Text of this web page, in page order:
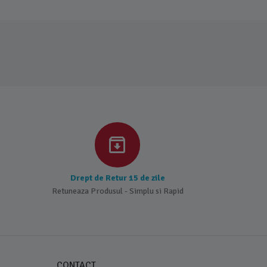
Drept de Retur 15 de zile
Retuneaza Produsul - Simplu si Rapid